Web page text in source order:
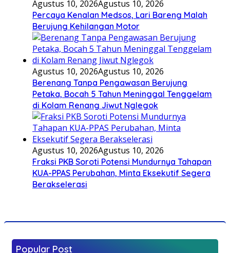
Agustus 10, 2026Agustus 10, 2026
Percaya Kenalan Medsos, Lari Bareng Malah
Berujung Kehilangan Motor
Agustus 10, 2026Agustus 10, 2026
Berenang Tanpa Pengawasan Berujung
Petaka, Bocah 5 Tahun Meninggal Tenggelam
di Kolam Renang Jiwut Nglegok
Agustus 10, 2026Agustus 10, 2026
Fraksi PKB Soroti Potensi Mundurnya Tahapan
KUA-PPAS Perubahan, Minta Eksekutif Segera
Berakselerasi
Popular Post